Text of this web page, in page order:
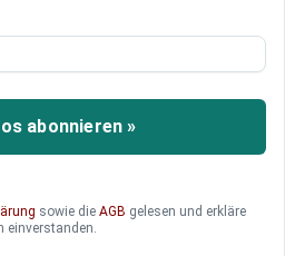
Europas
die Banken
Banken-Union in
die Einrichtung einer
bewusst unter
abonnieren »
sowie die AGB gelesen und erkläre
einverstanden.